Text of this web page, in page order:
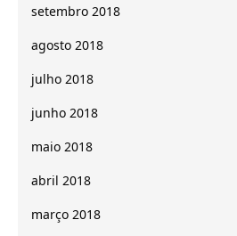
setembro 2018
agosto 2018
julho 2018
junho 2018
maio 2018
abril 2018
março 2018